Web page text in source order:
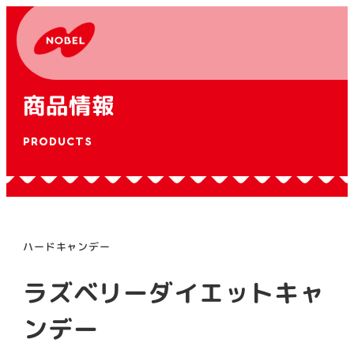
商品情報
PRODUCTS
ハードキャンデー
ラズベリーダイエットキャ
ンデー